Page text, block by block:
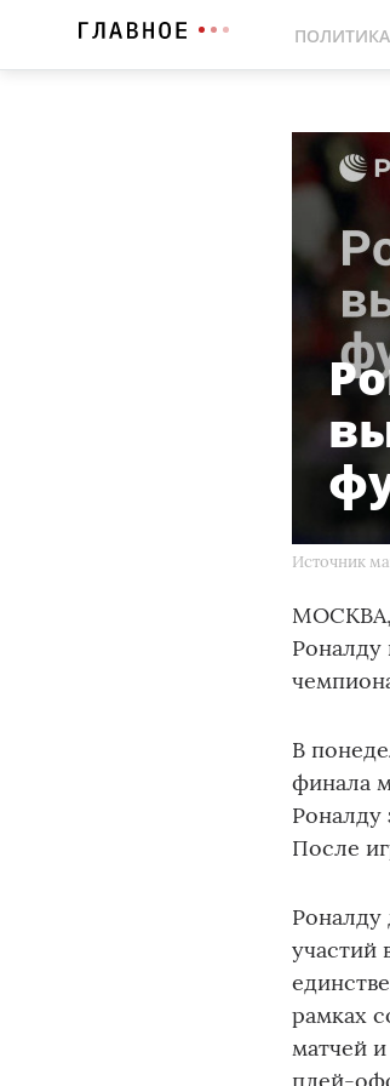
ПОЛИТИКА
Источник
МОСКВА,
Роналду
В
финала
Роналду
После
Роналду
участий
рамках
матчей